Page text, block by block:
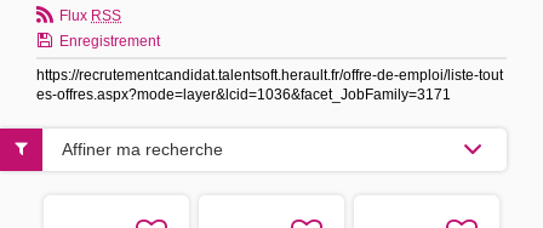
Flux RSS
Enregistrement
https://recrutementcandidat.talentsoft.herault.fr/offre-de-emploi/liste-tout
es-offres.aspx?mode=layer&lcid=1036&facet_JobFamily=3171
Affiner ma recherche